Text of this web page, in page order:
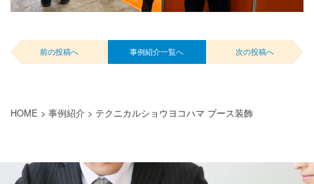
前の投稿へ 事例紹介一覧へ 次の投稿へ
HOME > 事例紹介 > テクニカルショウヨコハマ ブース装飾